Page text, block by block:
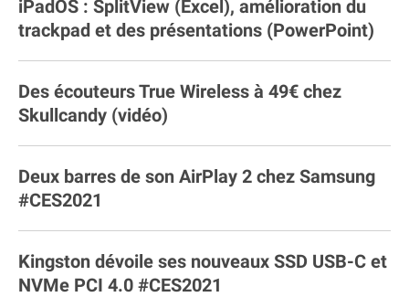
iPadOS : SplitView (Excel), amélioration du
trackpad et des présentations (PowerPoint)
Des écouteurs True Wireless à 49€ chez
Skullcandy (vidéo)
Deux barres de son AirPlay 2 chez Samsung
#CES2021
Kingston dévoile ses nouveaux SSD USB-C et
NVMe PCI 4.0 #CES2021